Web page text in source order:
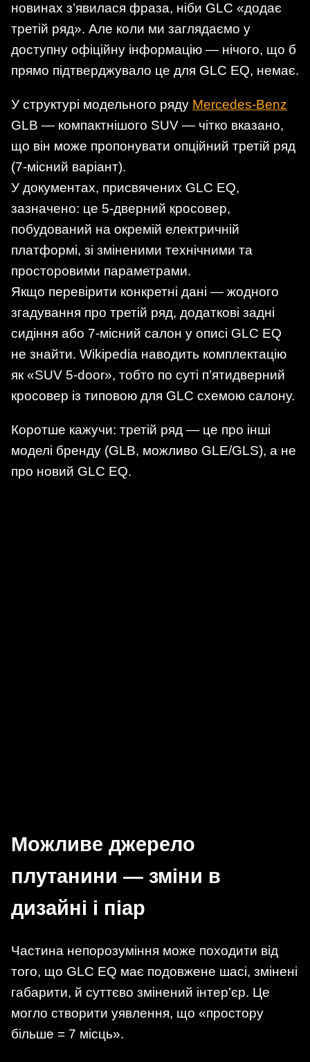
новинах з’явилася фраза, ніби GLC «додає
третій ряд». Але коли ми заглядаємо у
доступну офіційну інформацію — нічого, що б
прямо підтверджувало це для GLC EQ, немає.
У структурі модельного ряду Mercedes-Benz
GLB — компактнішого SUV — чітко вказано,
що він може пропонувати опційний третій ряд
(7-місний варіант).
У документах, присвячених GLC EQ,
зазначено: це 5-дверний кросовер,
побудований на окремій електричній
платформі, зі зміненими технічними та
просторовими параметрами.
Якщо перевірити конкретні дані — жодного
згадування про третій ряд, додаткові задні
сидіння або 7-місний салон у описі GLC EQ
не знайти. Wikipedia наводить комплектацію
як «SUV 5-door», тобто по суті п’ятидверний
кросовер із типовою для GLC схемою салону.
Коротше кажучи: третій ряд — це про інші
моделі бренду (GLB, можливо GLE/GLS), а не
про новий GLC EQ.
Можливе джерело
плутанини — зміни в
дизайні і піар
Частина непорозуміння може походити від
того, що GLC EQ має подовжене шасі, змінені
габарити, й суттєво змінений інтер’єр. Це
могло створити уявлення, що «простору
більше = 7 місць».